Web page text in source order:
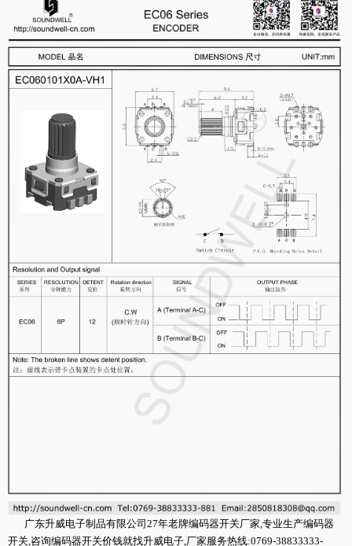
广东升威电子制品有限公司27年老牌编码器开关厂家,专业生产编码器
开关,咨询编码器开关价钱就找升威电子,厂家服务热线:0769-38833333-